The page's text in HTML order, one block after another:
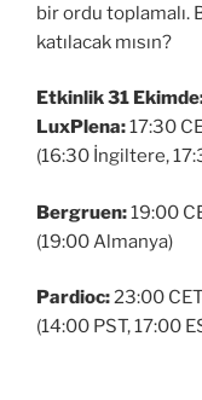
bir ordu toplamalı.
katılacak mısın?
Etkinlik 31
LuxPlena:17:30
(16:30 İngiltere,
Bergruen:19:00
(19:00 Almanya)
Pardioc:23:00 CET
(14:00 PST, 17:00